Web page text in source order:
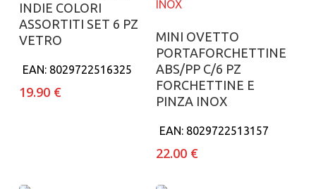
INDIE COLORI
ASSORTITI SET 6 PZ
VETRO
EAN: 8029722516325
19.90 €
Aggiungi al carrello
MINI OVETTO
PORTAFORCHETTINE
ABS/PP C/6 PZ
FORCHETTINE E
PINZA INOX
EAN: 8029722513157
22.00 €